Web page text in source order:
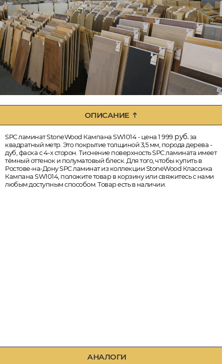
ОПИСАНИЕ
SPC ламинат StoneWood Кампана SW1014 - цена 1 999руб.за
квадратный метр. Это покрытие толщиной 3,5 мм, порода дерева -
дуб, фаска с 4-х сторон. Тиснение поверхность SPC ламината имеет
тёмный оттенок и полуматовый блеск. Для того, чтобы купить в
Ростове-на-Дону SPC ламинат из коллекции StoneWood Классика
Кампана SW1014, положите товар в корзину или свяжитесь с нами
любым доступным способом. Товар есть в наличии.
АНАЛОГИ